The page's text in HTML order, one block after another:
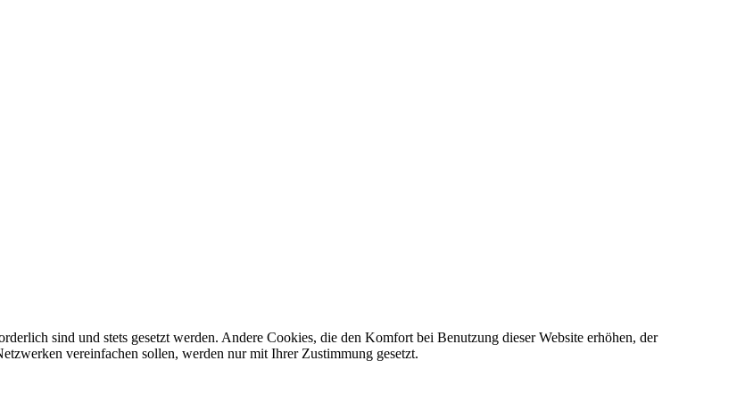
sind und stets gesetzt werden. Andere Cookies, die den Komfort bei Benutzung dieser Website erhöhen, der
vereinfachen sollen, werden nur mit Ihrer Zustimmung gesetzt.